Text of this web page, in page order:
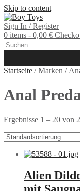
Skip to content
Sign In / Register
0 items - 0,00 €
Startseite / Marken /
Anal
Ergebnisse 1 – 20 von
Alien
mit